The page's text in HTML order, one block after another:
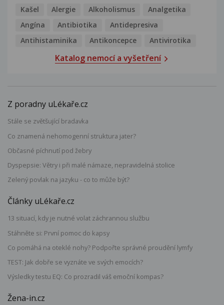
Kašel Alergie Alkoholismus
Analgetika
Angína
Antibiotika
Antidepresiva
Antihistaminika
Antikoncepce Antivirotika
Katalog nemocí a vyšetření
Z poradny uLékaře.cz
Stále se zvětšující bradavka
Co znamená nehomogenní struktura jater?
Občasné píchnutí pod žebry
Dyspepsie: Větry i při malé námaze, nepravidelná stolice
Zelený povlak na jazyku - co to může být?
Články uLékaře.cz
13 situací, kdy je nutné volat záchrannou službu
Stáhněte si: První pomoc do kapsy
Co pomáhá na oteklé nohy? Podpořte správné proudění lymfy
TEST: Jak dobře se vyznáte ve svých emocích?
Výsledky testu EQ: Co prozradil váš emoční kompas?
Žena-in.cz